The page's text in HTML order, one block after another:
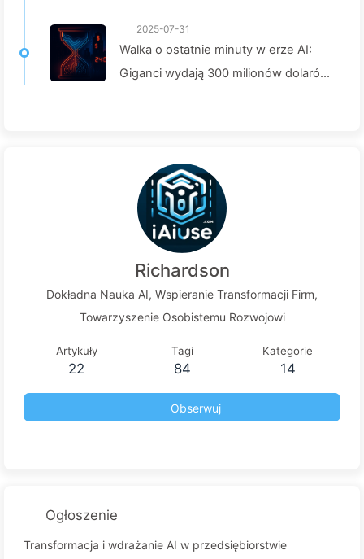
AI 163
2025-07-31
Walka o ostatnie minuty w erze AI:
Giganci wydają 300 milionów dolarów
bezlitośnie wyceniają twój czas
skupienia — Powoli odkrywamy AI 166
Richardson
Dokładna Nauka AI, Wspieranie Transformacji Firm,
Towarzyszenie Osobistemu Rozwojowi
Artykuły
22
Tagi
84
Kategorie
14
Obserwuj
Ogłoszenie
Transformacja i wdrażanie AI w przedsiębiorstwie